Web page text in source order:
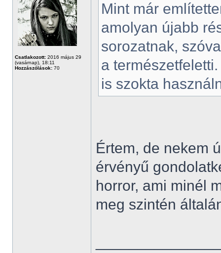
Csatlakozott: 2016 május 29
(vasárnap), 18:11
Hozzászólások: 70
Mint már
amolyan újabb
sorozatnak,
a
is szokta
Értem, de nekem
érvényű
horror, ami minél
meg szintén